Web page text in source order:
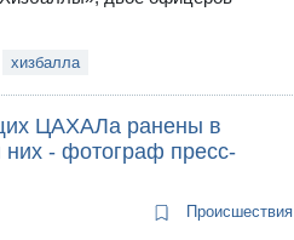
хизбалла
ЦАХАЛа ранены в
- фотограф пресс-
Происшествия